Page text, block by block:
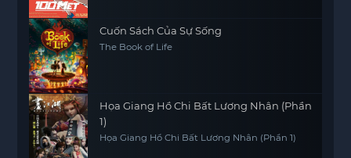
Cuốn Sách Của Sự Sống
The Book of Life
Họa Giang Hồ Chi Bất Lương Nhân (Phần
1)
Họa Giang Hồ Chi Bất Lương Nhân (Phần 1)